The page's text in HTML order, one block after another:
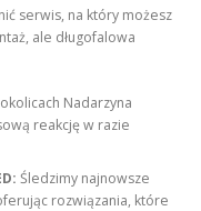
serwis, na który możesz
ale długofalowa
Nadarzyna
reakcję w razie
Śledzimy najnowsze
rozwiązania, które